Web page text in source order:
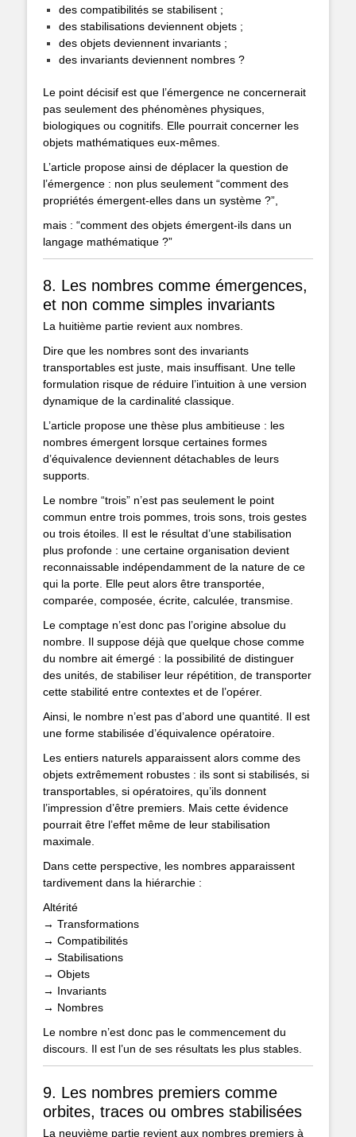
des compatibilités se stabilisent ;
des stabilisations deviennent objets ;
des objets deviennent invariants ;
des invariants deviennent nombres ?
Le point décisif est que l’émergence ne concernerait
pas seulement des phénomènes physiques,
biologiques ou cognitifs. Elle pourrait concerner les
objets mathématiques eux-mêmes.
L’article propose ainsi de déplacer la question de
l’émergence : non plus seulement “comment des
propriétés émergent-elles dans un système ?”,
mais : “comment des objets émergent-ils dans un
langage mathématique ?”
8. Les nombres comme émergences,
et non comme simples invariants
La huitième partie revient aux nombres.
Dire que les nombres sont des invariants
transportables est juste, mais insuffisant. Une telle
formulation risque de réduire l’intuition à une version
dynamique de la cardinalité classique.
L’article propose une thèse plus ambitieuse : les
nombres émergent lorsque certaines formes
d’équivalence deviennent détachables de leurs
supports.
Le nombre “trois” n’est pas seulement le point
commun entre trois pommes, trois sons, trois gestes
ou trois étoiles. Il est le résultat d’une stabilisation
plus profonde : une certaine organisation devient
reconnaissable indépendamment de la nature de ce
qui la porte. Elle peut alors être transportée,
comparée, composée, écrite, calculée, transmise.
Le comptage n’est donc pas l’origine absolue du
nombre. Il suppose déjà que quelque chose comme
du nombre ait émergé : la possibilité de distinguer
des unités, de stabiliser leur répétition, de transporter
cette stabilité entre contextes et de l’opérer.
Ainsi, le nombre n’est pas d’abord une quantité. Il est
une forme stabilisée d’équivalence opératoire.
Les entiers naturels apparaissent alors comme des
objets extrêmement robustes : ils sont si stabilisés, si
transportables, si opératoires, qu’ils donnent
l’impression d’être premiers. Mais cette évidence
pourrait être l’effet même de leur stabilisation
maximale.
Dans cette perspective, les nombres apparaissent
tardivement dans la hiérarchie :
Altérité
→ Transformations
→ Compatibilités
→ Stabilisations
→ Objets
→ Invariants
→ Nombres
Le nombre n’est donc pas le commencement du
discours. Il est l’un de ses résultats les plus stables.
9. Les nombres premiers comme
orbites, traces ou ombres stabilisées
La neuvième partie revient aux nombres premiers à